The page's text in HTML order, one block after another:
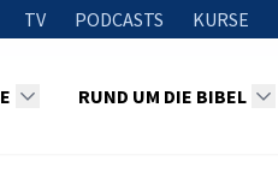
TV PODCASTS KURSE
RUND UM DIE BIBEL